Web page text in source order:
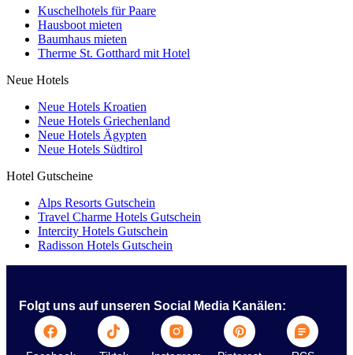
Kuschelhotels für Paare
Hausboot mieten
Baumhaus mieten
Therme St. Gotthard mit Hotel
Neue Hotels
Neue Hotels Kroatien
Neue Hotels Griechenland
Neue Hotels Ägypten
Neue Hotels Südtirol
Hotel Gutscheine
Alps Resorts Gutschein
Travel Charme Hotels Gutschein
Intercity Hotels Gutschein
Radisson Hotels Gutschein